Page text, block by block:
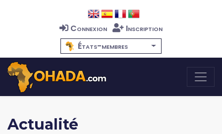
Connexion
Inscription
États-membres
Actualité